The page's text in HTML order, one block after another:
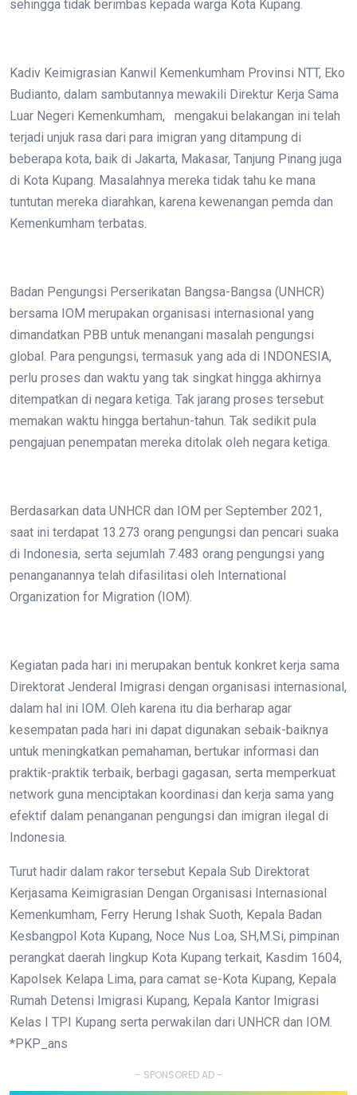
sehingga tidak berimbas kepada warga Kota Kupang.
Kadiv Keimigrasian Kanwil Kemenkumham Provinsi NTT, Eko
Budianto, dalam sambutannya mewakili Direktur Kerja Sama
Luar Negeri Kemenkumham, mengakui belakangan ini telah
terjadi unjuk rasa dari para imigran yang ditampung di
beberapa kota, baik di Jakarta, Makasar, Tanjung Pinang juga
di Kota Kupang. Masalahnya mereka tidak tahu ke mana
tuntutan mereka diarahkan, karena kewenangan pemda dan
Kemenkumham terbatas.
Badan Pengungsi Perserikatan Bangsa-Bangsa (UNHCR)
bersama IOM merupakan organisasi internasional yang
dimandatkan PBB untuk menangani masalah pengungsi
global. Para pengungsi, termasuk yang ada di INDONESIA,
perlu proses dan waktu yang tak singkat hingga akhirnya
ditempatkan di negara ketiga. Tak jarang proses tersebut
memakan waktu hingga bertahun-tahun. Tak sedikit pula
pengajuan penempatan mereka ditolak oleh negara ketiga.
Berdasarkan data UNHCR dan IOM per September 2021,
saat ini terdapat 13.273 orang pengungsi dan pencari suaka
di Indonesia, serta sejumlah 7.483 orang pengungsi yang
penanganannya telah difasilitasi oleh International
Organization for Migration (IOM).
Kegiatan pada hari ini merupakan bentuk konkret kerja sama
Direktorat Jenderal Imigrasi dengan organisasi internasional,
dalam hal ini IOM. Oleh karena itu dia berharap agar
kesempatan pada hari ini dapat digunakan sebaik-baiknya
untuk meningkatkan pemahaman, bertukar informasi dan
praktik-praktik terbaik, berbagi gagasan, serta memperkuat
network guna menciptakan koordinasi dan kerja sama yang
efektif dalam penanganan pengungsi dan imigran ilegal di
Indonesia.
Turut hadir dalam rakor tersebut Kepala Sub Direktorat
Kerjasama Keimigrasian Dengan Organisasi Internasional
Kemenkumham, Ferry Herung Ishak Suoth, Kepala Badan
Kesbangpol Kota Kupang, Noce Nus Loa, SH,M.Si, pimpinan
perangkat daerah lingkup Kota Kupang terkait, Kasdim 1604,
Kapolsek Kelapa Lima, para camat se-Kota Kupang, Kepala
Rumah Detensi Imigrasi Kupang, Kepala Kantor Imigrasi
Kelas I TPI Kupang serta perwakilan dari UNHCR dan IOM.
*PKP_ans
- SPONSORED AD -